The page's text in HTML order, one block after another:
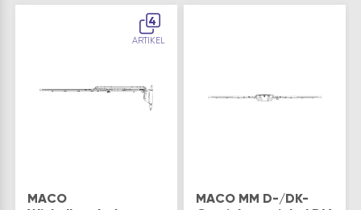
4
ARTIKEL
MACO
MACO MM D-/DK-